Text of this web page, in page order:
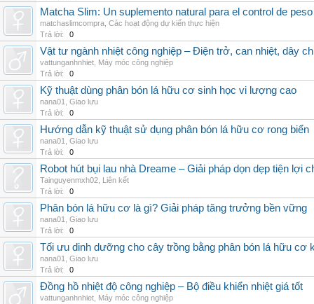
Matcha Slim: Un suplemento natural para el control de peso
matchaslimcompra Các hoạt động dự kiến thực hiện
Trả lời:
0
Vật tư ngành nhiệt công nghiệp – Điện trở, can nhiệt, dây
vattunganhnhiet Máy móc công nghiệp
Trả lời:
0
Kỹ thuật dùng phân bón lá hữu cơ sinh học vi lượng cao
nana01
Giao lưu
Trả lời:
0
Hướng dẫn kỹ thuật sử dụng phân bón lá hữu cơ rong biển
nana01
Giao lưu
Trả lời:
0
Robot hút bụi lau nhà Dreame – Giải pháp dọn dẹp tiện lợi
Tainguyenmxh02 Liên kết
Trả lời:
0
Phân bón lá hữu cơ là gì? Giải pháp tăng trưởng bền vững
nana01
Giao lưu
Trả lời:
0
Tối ưu dinh dưỡng cho cây trồng bằng phân bón lá hữu cơ
nana01
Giao lưu
Trả lời:
0
Đồng hồ nhiệt độ công nghiệp – Bộ điều khiển nhiệt giá tốt
vattunganhnhiet Máy móc công nghiệp